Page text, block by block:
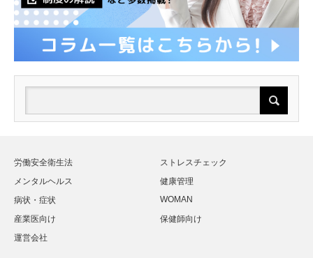
労働安全衛生法
ストレスチェック
メンタルヘルス
健康管理
病状・症状
WOMAN
産業医向け
保健師向け
運営会社